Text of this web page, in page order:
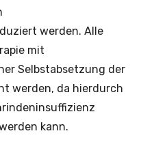
werden. Alle
mit
Selbstabsetzung der
werden, da hierdurch
kann.